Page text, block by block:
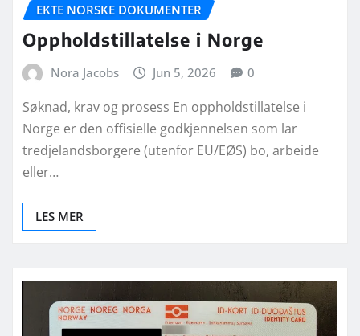
EKTE NORSKE DOKUMENTER
Oppholdstillatelse i Norge
Nora Jacobs Jun 5, 2026 0
Søknad, krav og prosess En oppholdstillatelse i
Norge er den offisielle godkjennelsen som lar
tredjelandsborgere (utenfor EU/EØS) bo, arbeide
eller…
LES MER